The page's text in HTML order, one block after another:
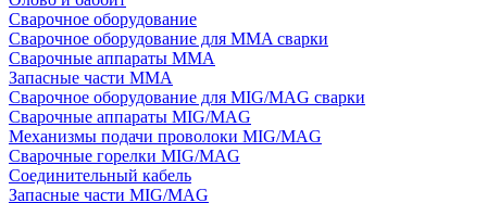
Сварочное оборудование
Сварочное оборудование для MMA сварки
Сварочные аппараты MMA
Запасные части MMA
Сварочное оборудование для MIG/MAG сварки
Сварочные аппараты MIG/MAG
Механизмы подачи проволоки MIG/MAG
Сварочные горелки MIG/MAG
Соединительный кабель
Запасные части MIG/MAG